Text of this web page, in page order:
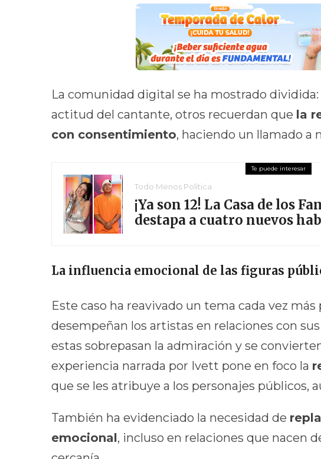
La comunidad digital se ha mostrado
actitud del cantante, otros recuerdan que la
con consentimiento, haciendo un llamado
Todo Menos Política
¡Ya son 12! La Casa de los
destapa a cuatro nuevos
La influencia emocional de las figuras
Este caso ha reavivado un tema cada vez
desempeñan los artistas en relaciones con
estas sobrepasan la admiración y se
experiencia narrada por Ivett pone en foco la
que se les atribuye a los personajes públicos,
También ha evidenciado la necesidad de
emocional, incluso en relaciones que nacen